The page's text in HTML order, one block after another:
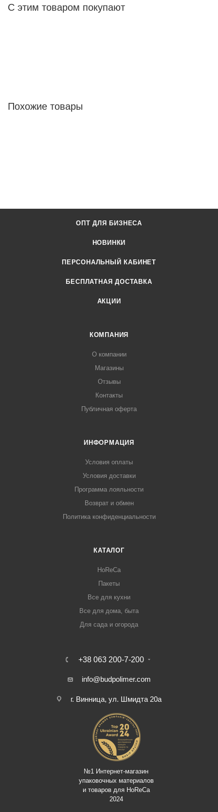
С этим товаром покупают
Похожие товары
ОПТ ДЛЯ БИЗНЕСА
НОВИНКИ
ПЕРСОНАЛЬНЫЙ КАБИНЕТ
БЕСПЛАТНАЯ ДОСТАВКА
АКЦИИ
КОМПАНИЯ
О компании
Магазины
Отзывы
Контакты
Публичная оферта
ИНФОРМАЦИЯ
Условия оплаты
Условия доставки
Программа лояльности
Возврат и обмен
Политика конфиденциальности
КАТАЛОГ
HoReCa
Пакеты
Все для кухни
Все для дома, быта
Для сада и огорода
+38 063 200-7-200
info@budpolimer.com
г. Винница, ул. Шмидта 20а
№1 Интернет-магазин
упаковочных материалов
и товаров для HoReCa
2024